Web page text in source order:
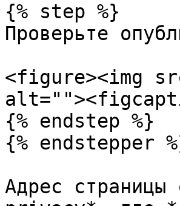
{% step %}
Проверьте
<figure><img
{% endstep %}
{% endstepper
Адрес